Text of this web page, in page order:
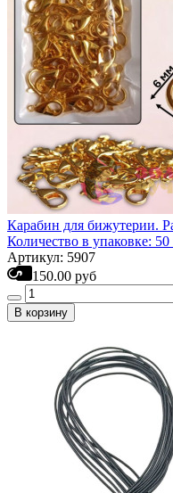
Карабин для бижутерии.
Количество в упаковке:
Артикул: 5907
150.00 руб
В корзину